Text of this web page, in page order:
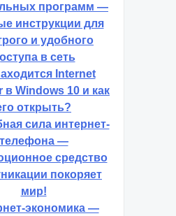
программ —
инструкции для
и удобного
в сеть
Internet
в Windows 10 и как
открыть?
сила интернет-
телефона —
средство
покоряет
мир!
экономика —